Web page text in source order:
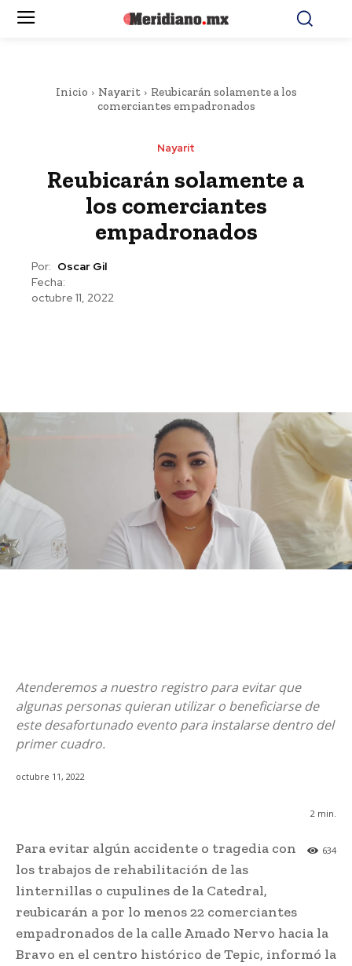
Inicio Nayarit
Reubicarán solamente a los
comerciantes empadronados
Nayarit
Reubicarán solamente a
los comerciantes
empadronados
Por: Oscar Gil
Fecha:
octubre 11, 2022
Atenderemos a nuestro registro para evitar que
algunas personas quieran utilizar o beneficiarse de
este desafortunado evento para instalarse dentro del
primer cuadro.
octubre 11, 2022
2 min.
634
Para evitar algún accidente o tragedia con
los trabajos de rehabilitación de las
linternillas o cupulines de la Catedral,
reubicarán a por lo menos 22 comerciantes
empadronados de la calle Amado Nervo hacia la
Bravo en el centro histórico de Tepic, informó la